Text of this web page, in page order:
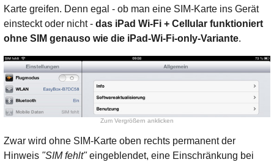
Karte greifen. Denn egal - ob man eine SIM-Karte ins Gerät
einsteckt oder nicht -das iPad Wi-Fi + Cellular funktioniert
ohne SIM genauso wie die iPad-Wi-Fi-only-Variante.
Zum Vergrößern anklicken
Zwar wird ohne SIM-Karte oben rechts permanent der
Hinweis "SIM fehlt" eingeblendet, eine Einschränkung bei